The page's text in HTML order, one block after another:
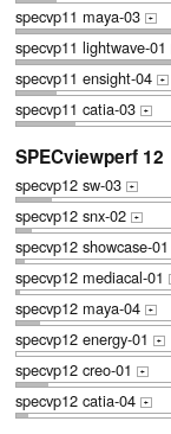
specvp11 maya-03 +
specvp11 lightwave-01
specvp11 ensight-04 +
specvp11 catia-03 +
SPECviewperf 12
specvp12 sw-03 +
specvp12 snx-02 +
specvp12 showcase-01
specvp12 mediacal-01
specvp12 maya-04 +
specvp12 energy-01 +
specvp12 creo-01 +
specvp12 catia-04 +